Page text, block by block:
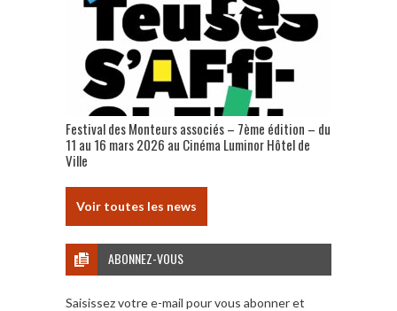
Festival des Monteurs associés – 7ème édition – du
11 au 16 mars 2026 au Cinéma Luminor Hôtel de
Ville
Voir toutes les news
ABONNEZ-VOUS
Saisissez votre e-mail pour vous abonner et